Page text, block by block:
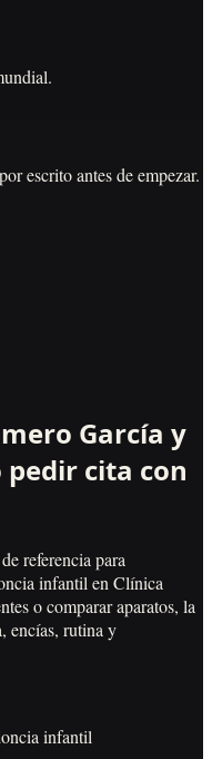
escrito antes de empezar.
García y
cita con
referencia para
infantil en Clínica
o comparar aparatos, la
encías, rutina y
infantil